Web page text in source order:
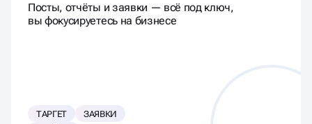
Посты, отчёты и заявки — всё под ключ,
вы фокусируетесь на бизнесе
ТАРГЕТ
ЗАЯВКИ